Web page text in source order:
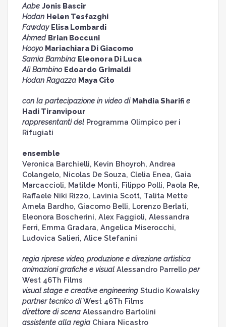
Aabe Jonis Bascir
Hodan Helen Tesfazghi
Fawday Elisa Lombardi
Ahmed Brian Boccuni
Hooyo Mariachiara Di Giacomo
Samia Bambina Eleonora Di Luca
Alì Bambino Edoardo Grimaldi
Hodan Ragazza Maya Cito
con la partecipazione in video di Mahdia Sharifi e
Hadi Tiranvipour
rappresentanti del Programma Olimpico per i
Rifugiati
ensemble
Veronica Barchielli, Kevin Bhoyroh, Andrea
Colangelo, Nicolas De Souza, Clelia Enea, Gaia
Marcaccioli, Matilde Monti, Filippo Polli, Paola Re,
Raffaele Niki Rizzo, Lavinia Scott, Talita Mette
Amela Bardho, Giacomo Belli, Lorenzo Berlati,
Eleonora Boscherini, Alex Faggioli, Alessandra
Ferri, Emma Gradara, Angelica Miserocchi,
Ludovica Salieri, Alice Stefanini
regia riprese video, produzione e direzione artistica
animazioni grafiche e visual Alessandro Parrelloper
West 46Th Films
visual stage e creative engineering Studio Kowalsky
partner tecnico diWest 46Th Films
direttore di scena Alessandro Bartolini
assistente alla regia Chiara Nicastro